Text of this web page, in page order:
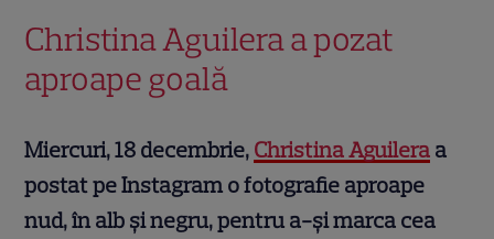
Christina Aguilera a pozat
aproape goală
Miercuri, 18 decembrie, Christina Aguilera a
postat pe Instagram o fotografie aproape
nud, în alb și negru, pentru a-și marca cea